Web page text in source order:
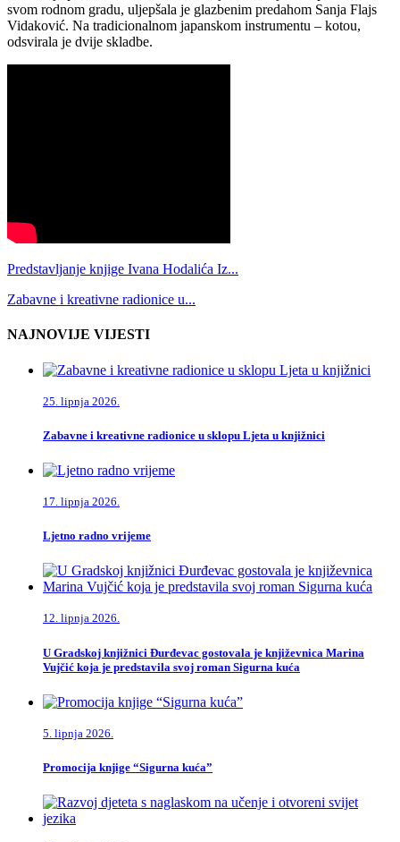
svom rodnom gradu, uljepšala je glazbenim predahom Sanja Flajs
Vidaković. Na tradicionalnom japanskom instrumentu – kotou,
odsvirala je dvije skladbe.
Predstavljanje knjige Ivana Hodalića Iz...
Zabavne i kreativne radionice u...
NAJNOVIJE VIJESTI
25. lipnja 2026.
Zabavne i kreativne radionice u sklopu Ljeta u knjižnici
17. lipnja 2026.
Ljetno radno vrijeme
12. lipnja 2026.
U Gradskoj knjižnici Đurđevac gostovala je književnica Marina
Vujčić koja je predstavila svoj roman Sigurna kuća
5. lipnja 2026.
Promocija knjige “Sigurna kuća”